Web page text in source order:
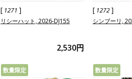
[ 1271 ]
リシーハット, 2026-DJ155
2,530円
[ 1272]
シンブーリ,
数量限定 数量限定